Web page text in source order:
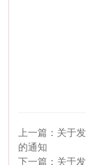
上一篇： 关于
的通知
下一篇： 关于